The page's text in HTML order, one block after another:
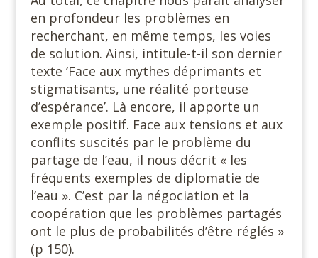
en profondeur les problèmes en
recherchant, en même temps, les voies
de solution. Ainsi, intitule-t-il son dernier
texte ‘Face aux mythes déprimants et
stigmatisants, une réalité porteuse
d’espérance’. Là encore, il apporte un
exemple positif. Face aux tensions et aux
conflits suscités par le problème du
partage de l’eau, il nous décrit « les
fréquents exemples de diplomatie de
l’eau ». C’est par la négociation et la
coopération que les problèmes partagés
ont le plus de probabilités d’être réglés »
(p 150).